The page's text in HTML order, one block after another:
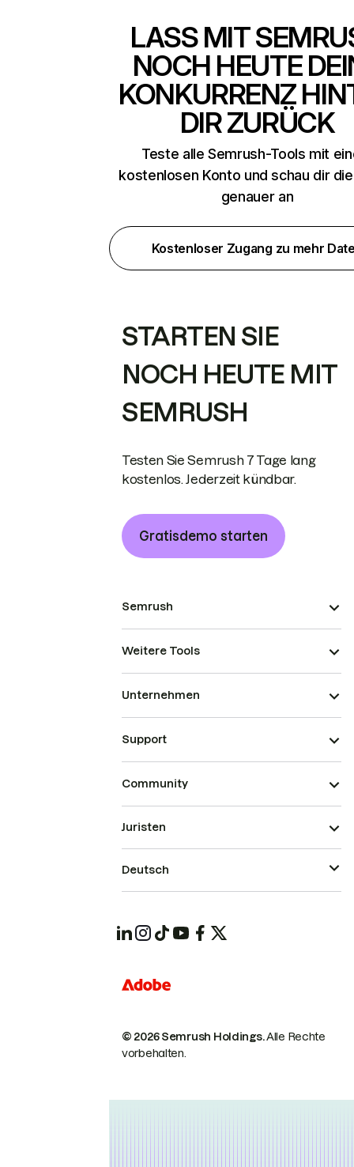
LASS MIT
NOCH HEUTE
KONKURRENZ
DIR ZURÜCK
Teste alle Semrush-Tools mit
kostenlosen Konto und schau dir
genauer an
Kostenloser Zugang zu mehr
STARTEN SIE
NOCH HEUTE MIT
SEMRUSH
Testen Sie Semrush 7 Tage lang
kostenlos. Jederzeit kündbar.
Gratisdemo starten
Semrush
Weitere Tools
Unternehmen
Support
Community
© 2026 Semrush Holdings.Alle Rechte
vorbehalten.
Juristen
Deutsch